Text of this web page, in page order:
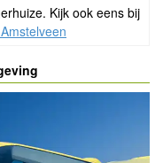
Kijk ook eens bij